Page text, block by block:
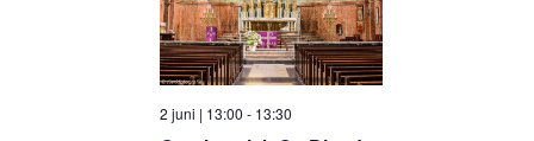
2 juni | 13:00 - 13:30